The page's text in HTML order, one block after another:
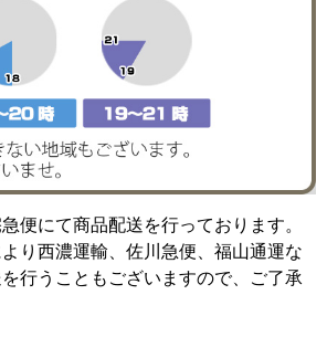
便にて商品配送を行っております。
り西濃運輸、佐川急便、福山通運な
行うこともございますので、ご了承